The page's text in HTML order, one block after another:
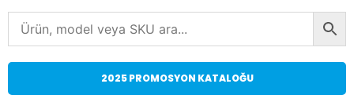
2025 PROMOSYON KATALOĞU